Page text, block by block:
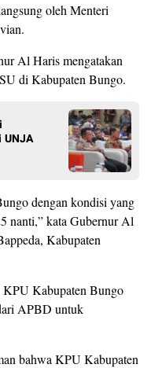
oleh Menteri
Al Haris mengatakan
di Kabupaten Bungo.
UNJA
dengan kondisi yang
nanti,” kata Gubernur Al
Kabupaten
Kabupaten Bungo
APBD untuk
bahwa KPU Kabupaten